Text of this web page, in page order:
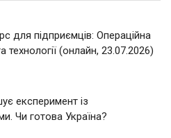
для підприємців: Операційна
технології (онлайн, 23.07.2026)
експеримент із
Чи готова Україна?